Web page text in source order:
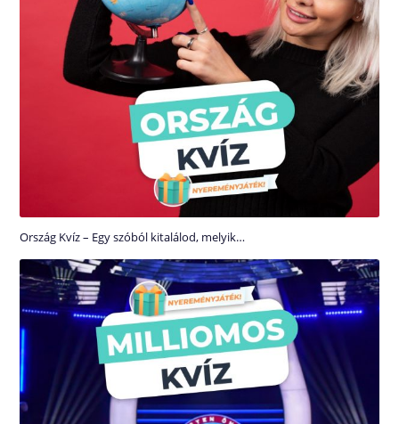
Ország Kvíz – Egy szóból kitalálod, melyik…